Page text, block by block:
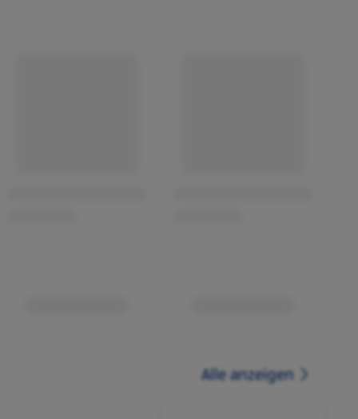
Alle anzeigen